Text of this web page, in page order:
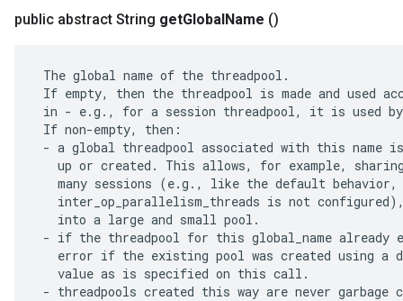
public abstract String getGlobalName ()
The global name of the threadpool.
If empty, then the threadpool is made and used
in - e.g., for a session threadpool, it is used
If non-empty, then:
- a global threadpool associated with this name
up or created. This allows, for example,
many sessions (e.g., like the default behavior,
inter_op_parallelism_threads is not
   into a large and small pool.
- if the threadpool for this global_name
error if the existing pool was created using a
   value as is specified on this call.
- threadpools created this way are never garbage